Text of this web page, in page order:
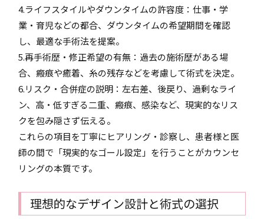
4.ライフスタイルやダウンタイムの許容度：仕事・学
業・育児などの都合、ダウンタイムの希望期間を確認
し、最適な手術法を提案。
5.再手術歴・修正希望の有無：過去の施術歴がある場
合、瘢痕や癒着、糸の残存などを考慮して術式を決定。
6.リスク・合併症の説明：左右差、後戻り、過剰なライ
ン、高・低すぎる二重、瘢痕、感染など、現実的なリス
クを包み隠さず伝える。
これらの項目を丁寧にヒアリング・診察し、患者様と医
師の間で「現実的なゴール設定」を行うことがカウンセ
リングの本質です。
理想的なデザイン設計と術式の選択